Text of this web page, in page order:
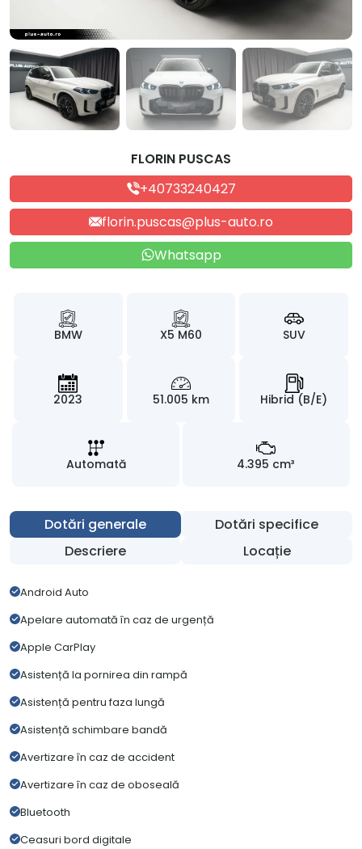
FLORIN PUSCAS
+40733240427
florin.puscas@plus-auto.ro
Whatsapp
BMW X5 M60 SUV
2023 51.005 km Hibrid (B/E)
Automată 4.395 cm³
Dotări generale
Dotări specifice
Descriere
Locație
Android Auto
Apelare automată în caz de urgență
Apple CarPlay
Asistență la pornirea din rampă
Asistență pentru faza lungă
Asistență schimbare bandă
Avertizare în caz de accident
Avertizare în caz de oboseală
Bluetooth
Ceasuri bord digitale